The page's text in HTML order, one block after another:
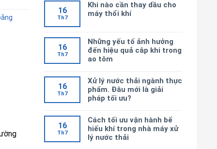
16
Th7
Khi nào cần thay dầu cho
máy thổi khí
16
Th7
Những yếu tố ảnh hưởng
đến hiệu quả câp khi trong
ao tôm
16
Th7
Xử lý nước thải ngành thực
phẩm. Đâu mới là giải
pháp tối ưu?
16
Th7
Cách tối ưu vận hành bể
hiếu khí trong nhà máy xử
lý nước thải